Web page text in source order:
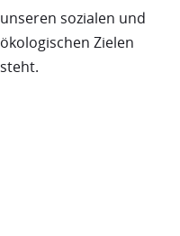
unseren sozialen und
ökologischen Zielen
steht.